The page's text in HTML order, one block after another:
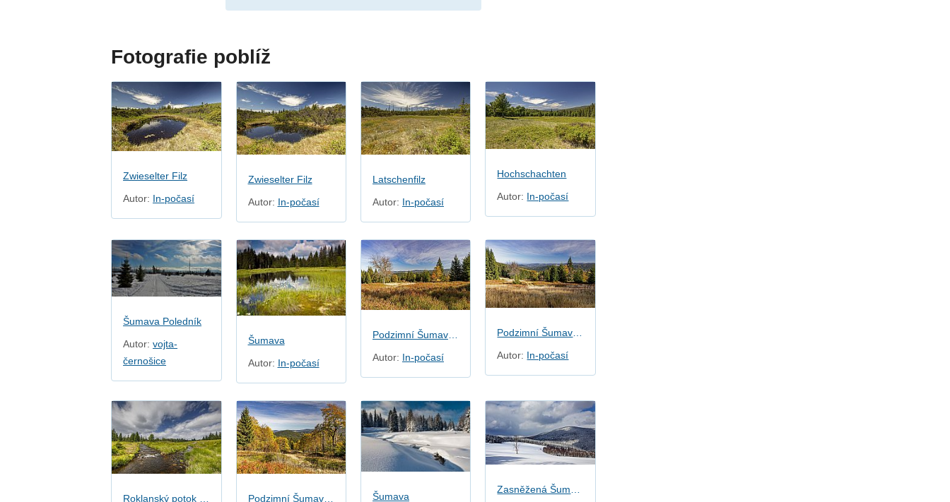
Fotografie poblíž
Zwieselter Filz
Autor: In-počasí
Zwieselter Filz
Autor: In-počasí
Latschenfilz
Autor: In-počasí
Hochschachten
Autor: In-počasí
Šumava Poledník
Autor:vojta-
černošice
Šumava
Autor: In-počasí
Autor: In-počasí
Autor: In-počasí
Roklanský potok a Rokytka
Podzimní Šumava - Zelená hora
Šumava
Zasněžená Šumava